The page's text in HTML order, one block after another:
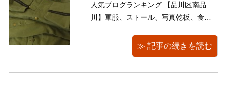
人気ブログランキング 【品川区南品
川】軍服、ストール、写真乾板、食器
どをお譲りいただきました 今回は稀に
見る超美品な陸軍の軍服を入荷いたし
≫ 記事の続きを読む